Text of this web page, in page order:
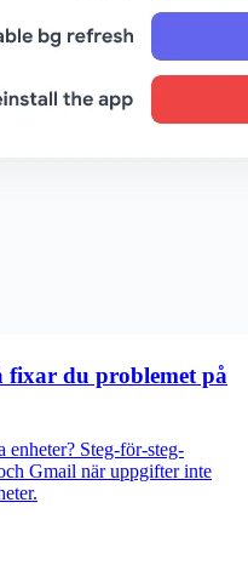
fixar du problemet på
enheter? Steg-för-steg-
Gmail när uppgifter inte